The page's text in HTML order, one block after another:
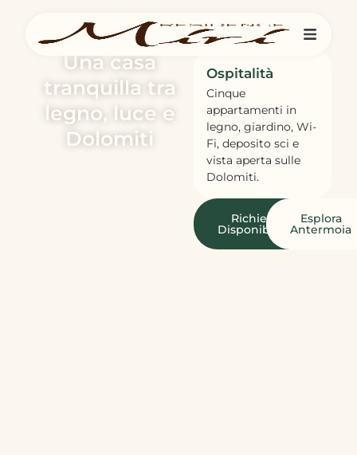
Una casa
tranquilla tra
legno, luce e
Dolomiti
Ospitalità
Cinque
appartamenti in
legno, giardino, Wi-
Fi, deposito sci e
vista aperta sulle
Dolomiti.
Richiedi
Disponibilità
Esplora
Antermoia